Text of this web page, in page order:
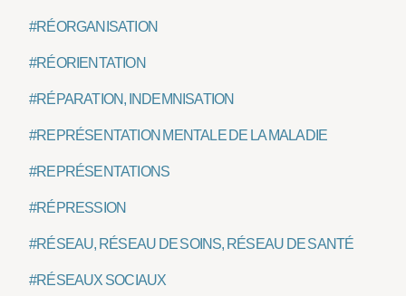
#RÉORGANISATION
#RÉORIENTATION
#RÉPARATION, INDEMNISATION
#REPRÉSENTATION MENTALE DE LA MALADIE
#REPRÉSENTATIONS
#RÉPRESSION
#RÉSEAU, RÉSEAU DE SOINS, RÉSEAU DE SANTÉ
#RÉSEAUX SOCIAUX